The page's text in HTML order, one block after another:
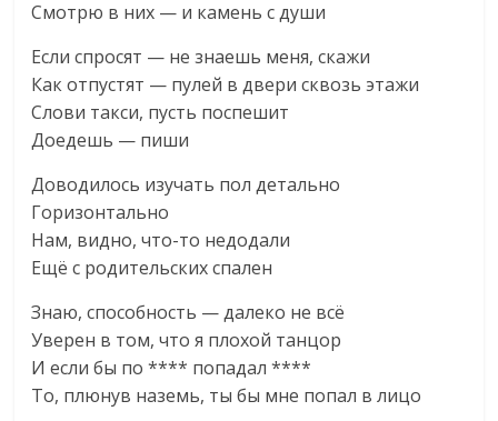
Смотрю в них — и камень с души
Если спросят — не знаешь меня, скажи
Как отпустят — пулей в двери сквозь этажи
Слови такси, пусть поспешит
Доедешь — пиши
Доводилось изучать пол детально
Горизонтально
Нам, видно, что-то недодали
Ещё с родительских спален
Знаю, способность — далеко не всё
Уверен в том, что я плохой танцор
И если бы по **** попадал ****
То, плюнув наземь, ты бы мне попал в лицо